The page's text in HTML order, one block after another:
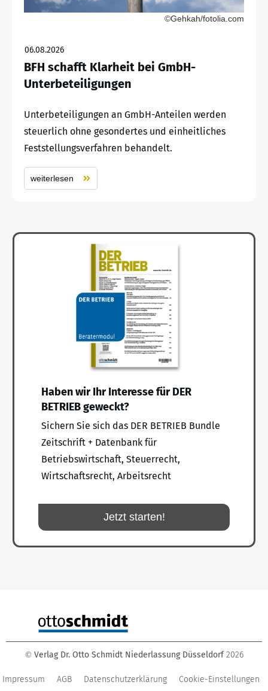
©Gehkah/fotolia.com
06.08.2026
BFH schafft Klarheit bei GmbH-
Unterbeteiligungen
Unterbeteiligungen an GmbH-Anteilen werden
steuerlich ohne gesondertes und einheitliches
Feststellungsverfahren behandelt.
weiterlesen
Haben wir Ihr Interesse für DER
BETRIEB geweckt?
Sichern Sie sich das DER BETRIEB Bundle
Zeitschrift + Datenbank für
Betriebswirtschaft, Steuerrecht,
Wirtschaftsrecht, Arbeitsrecht
Jetzt starten!
© Verlag Dr. Otto Schmidt Niederlassung Düsseldorf 2026
Impressum AGB Datenschutzerklärung Cookie-Einstellungen